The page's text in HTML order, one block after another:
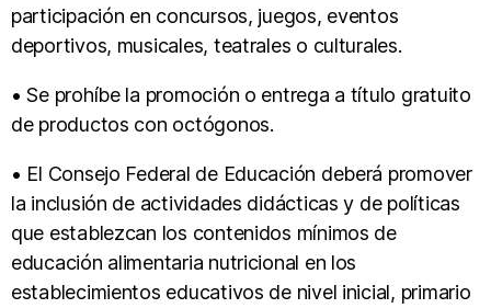
participación en concursos, juegos, eventos
deportivos, musicales, teatrales o culturales.
• Se prohíbe la promoción o entrega a título gratuito
de productos con octógonos.
• El Consejo Federal de Educación deberá promover
la inclusión de actividades didácticas y de políticas
que establezcan los contenidos mínimos de
educación alimentaria nutricional en los
establecimientos educativos de nivel inicial, primario